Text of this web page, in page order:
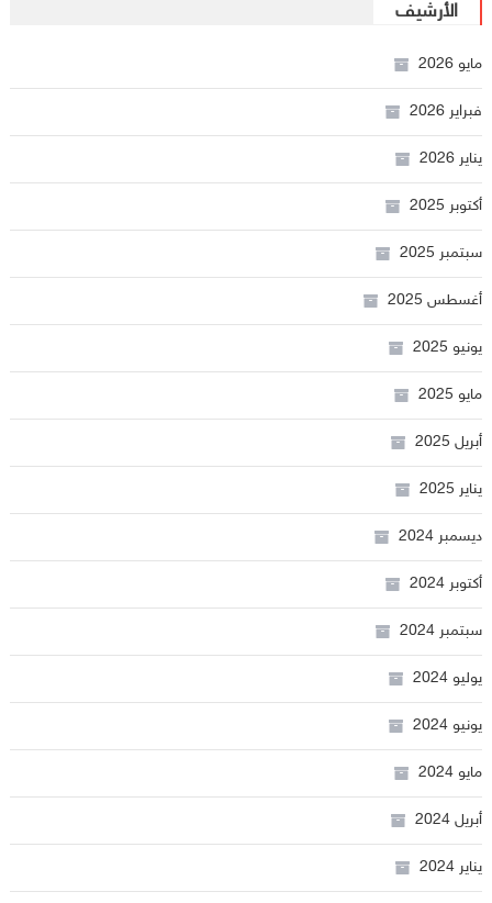
الأرشيف
مايو 2026
فبراير 2026
يناير 2026
أكتوبر 2025
سبتمبر 2025
أغسطس 2025
يونيو 2025
مايو 2025
أبريل 2025
يناير 2025
ديسمبر 2024
أكتوبر 2024
سبتمبر 2024
يوليو 2024
يونيو 2024
مايو 2024
أبريل 2024
يناير 2024